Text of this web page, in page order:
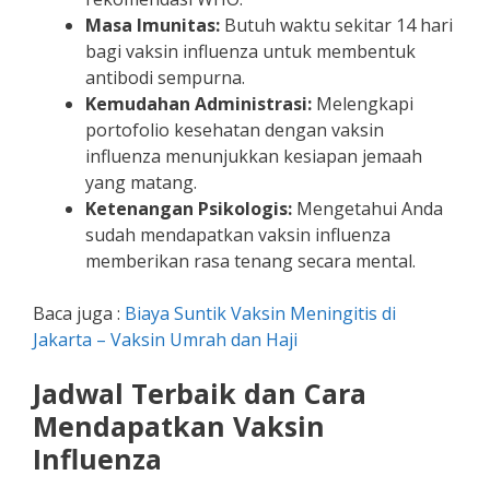
Masa Imunitas: Butuh waktu sekitar 14 hari
bagi vaksin influenza untuk membentuk
antibodi sempurna.
Kemudahan Administrasi: Melengkapi
portofolio kesehatan dengan vaksin
influenza menunjukkan kesiapan jemaah
yang matang.
Ketenangan Psikologis: Mengetahui Anda
sudah mendapatkan vaksin influenza
memberikan rasa tenang secara mental.
Baca juga : Biaya Suntik Vaksin Meningitis di
Jakarta – Vaksin Umrah dan Haji
Jadwal Terbaik dan Cara
Mendapatkan Vaksin
Influenza